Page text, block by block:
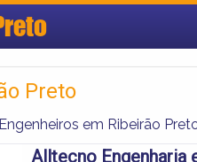
Preto
Engenheiros em Ribeirão
Alltecno Engenharia